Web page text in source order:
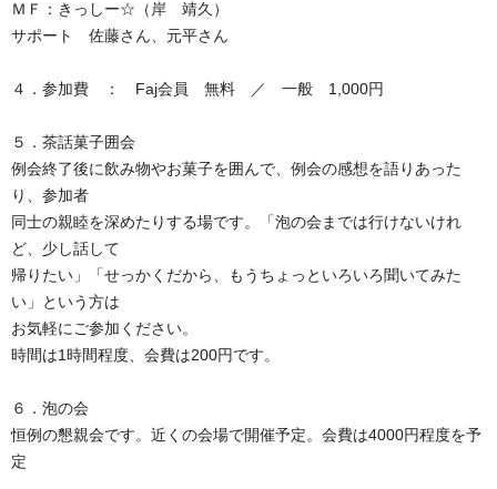
ＭＦ：きっしー☆（岸 靖久）
サポート 佐藤さん、元平さん
４．参加費 ： Faj会員 無料 ／ 一般 1,000円
５．茶話菓子囲会
例会終了後に飲み物やお菓子を囲んで、例会の感想を語りあった
り、参加者
同士の親睦を深めたりする場です。「泡の会までは行けないけれ
ど、少し話して
帰りたい」「せっかくだから、もうちょっといろいろ聞いてみた
い」という方は
お気軽にご参加ください。
時間は1時間程度、会費は200円です。
６．泡の会
恒例の懇親会です。近くの会場で開催予定。会費は4000円程度を予
定